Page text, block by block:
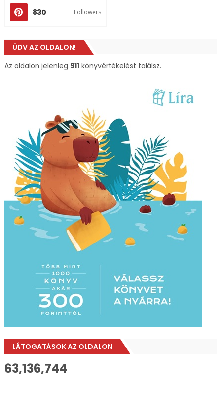
830 Followers
ÜDV AZ OLDALON!
Az oldalon jelenleg 911könyvértékelést találsz.
LÁTOGATÁSOK AZ OLDALON
63,136,744